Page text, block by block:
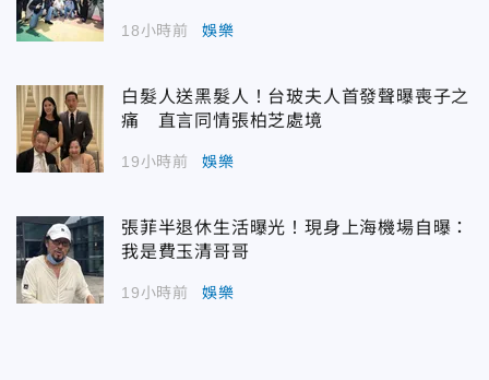
18小時前 娛樂
白髮人送黑髮人！台玻夫人首發聲曝喪子之
痛 直言同情張柏芝處境
19小時前 娛樂
張菲半退休生活曝光！現身上海機場自曝：
我是費玉清哥哥
19小時前 娛樂